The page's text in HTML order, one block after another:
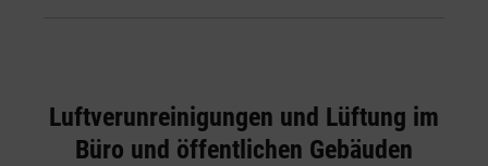
Luftverunreinigungen und Lüftung im
Büro und öffentlichen Gebäuden